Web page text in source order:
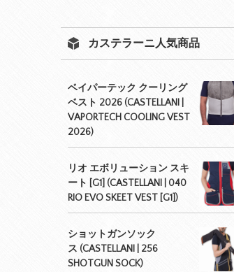
カステラーニ人気商品
ベイパーテック クーリング
ベスト 2026 (CASTELLANI |
VAPORTECH COOLING VEST
2026)
リオ エボリューション スキ
ート [G1] (CASTELLANI | 040
RIO EVO SKEET VEST [G1])
ショットガンソック
ス (CASTELLANI | 256
SHOTGUN SOCK)